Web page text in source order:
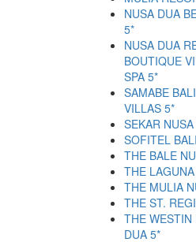
NUSA DUA
5*
NUSA DUA
BOUTIQUE
SPA 5*
SAMABE
VILLAS 5*
SEKAR
SOFITEL
THE BALE
THE
THE MULIA
THE ST.
THE WESTIN
DUA 5*